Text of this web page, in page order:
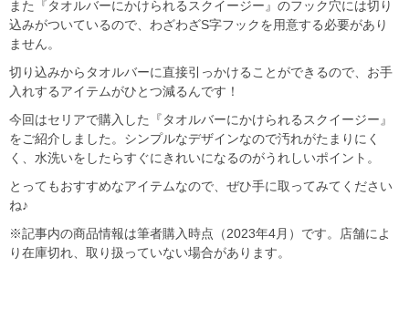
また『タオルバーにかけられるスクイージー』のフック穴には切り
込みがついているので、わざわざS字フックを用意する必要があり
ません。
切り込みからタオルバーに直接引っかけることができるので、お手
入れするアイテムがひとつ減るんです！
今回はセリアで購入した『タオルバーにかけられるスクイージー』
をご紹介しました。シンプルなデザインなので汚れがたまりにく
く、水洗いをしたらすぐにきれいになるのがうれしいポイント。
とってもおすすめなアイテムなので、ぜひ手に取ってみてください
ね♪
※記事内の商品情報は筆者購入時点（2023年4月）です。店舗によ
り在庫切れ、取り扱っていない場合があります。